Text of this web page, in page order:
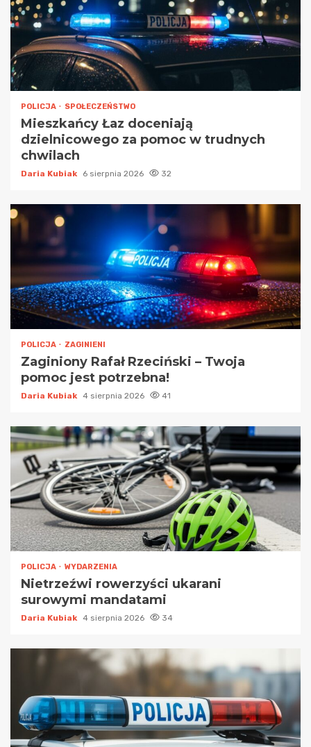
POLICJA SPOŁECZEŃSTWO
Mieszkańcy Łaz doceniają
dzielnicowego za pomoc w trudnych
chwilach
Daria Kubiak 6 sierpnia 2026 32
POLICJA ZAGINIENI
Zaginiony Rafał Rzeciński – Twoja
pomoc jest potrzebna!
Daria Kubiak 4 sierpnia 2026 41
POLICJA WYDARZENIA
Nietrzeźwi rowerzyści ukarani
surowymi mandatami
Daria Kubiak 4 sierpnia 2026 34